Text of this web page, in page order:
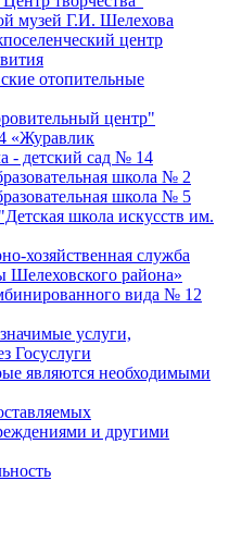
музей Г.И. Шелехова
центр
отопительные
центр"
«Журавлик
- детский сад № 14
школа № 2
школа № 5
школа искусств им.
хозяйственная служба
Шелеховского района»
вида № 12
услуги,
Госуслуги
являются необходимыми
и другими